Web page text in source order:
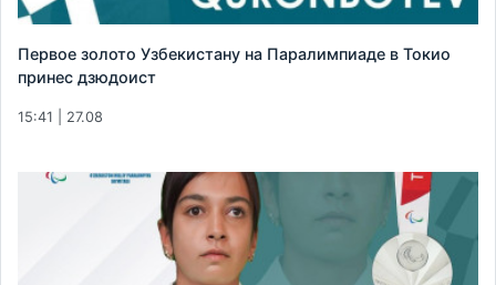
Первое золото Узбекистану на Паралимпиаде в Токио
принес дзюдоист
15:41 | 27.08